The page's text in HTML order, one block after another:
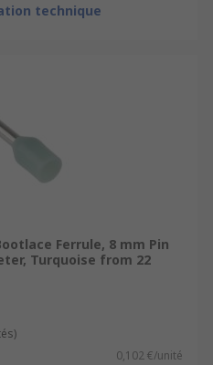
technique
Ferrule, 8 mm Pin
Turquoise from 22
0,102 €/unité